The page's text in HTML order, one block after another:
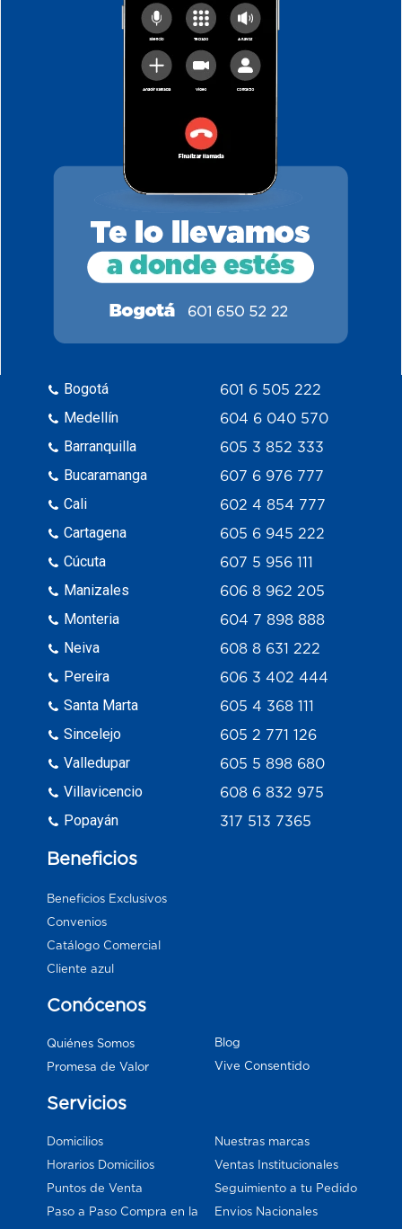
Bogotá
Medellín
Barranquilla
Bucaramanga
Cali
Cartagena
Cúcuta
Manizales
Monteria
Neiva
Pereira
Santa Marta
Sincelejo
Valledupar
Villavicencio
Popayán
601 6 505 222
604 6 040 570
605 3 852 333
607 6 976 777
602 4 854 777
605 6 945 222
607 5 956 111
606 8 962 205
604 7 898 888
608 8 631 222
606 3 402 444
605 4 368 111
605 2 771 126
605 5 898 680
608 6 832 975
317 513 7365
Beneficios
Beneficios Exclusivos
Convenios
Catálogo Comercial
Cliente azul
Conócenos
Quiénes Somos
Promesa de Valor
Blog
Vive Consentido
Servicios
Domicilios
Horarios Domicilios
Puntos de Venta
Paso a Paso Compra en la
Nuestras marcas
Ventas Institucionales
Seguimiento a tu Pedido
Envios Nacionales